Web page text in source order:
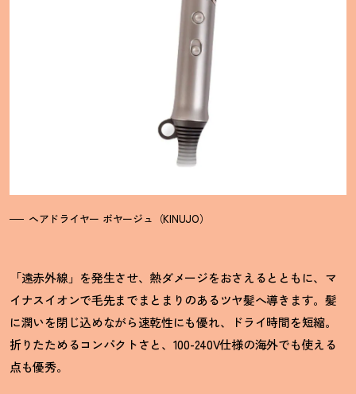
ヘアドライヤー ボヤージュ（KINUJO）
「遠赤外線」を発生させ、熱ダメージをおさえるとともに、マ
イナスイオンで毛先までまとまりのあるツヤ髪へ導きます。髪
に潤いを閉じ込めながら速乾性にも優れ、ドライ時間を短縮。
折りたためるコンパクトさと、100-240V仕様の海外でも使える
点も優秀。